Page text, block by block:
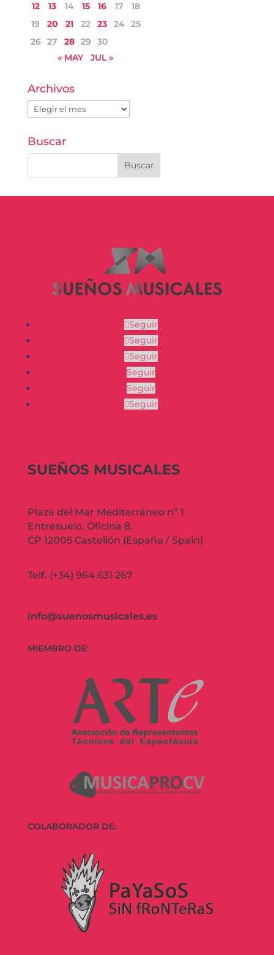
12
13 14 15 16 17
18
19
20 21 22 23 24 25
26 27 28 29
30
« MAY
JUL »
Archivos
Archivos
Buscar
Seguir
Seguir
Seguir
Seguir
Seguir
Seguir
SUEÑOS MUSICALES
Plaza del Mar Mediterráneo nº 1
Entresuelo. Oficina 8.
CP 12005 Castellón (España / Spain)
Telf. (+34) 964 631 267
info@suenosmusicales.es
MIEMBRO DE:
COLABORADOR DE: